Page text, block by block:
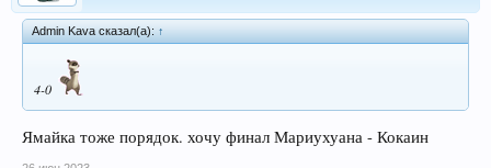
Admin Kava сказал(а): ↑
4-0
Ямайка тоже порядок. хочу финал Мариухуана - Кокаин